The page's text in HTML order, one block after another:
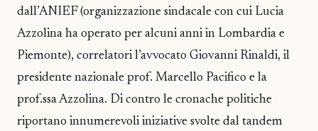
dall’ANIEF (organizzazione sindacale con cui Lucia
Azzolina ha operato per alcuni anni in Lombardia e
Piemonte), correlatori l’avvocato Giovanni Rinaldi, il
presidente nazionale prof. Marcello Pacifico e la
prof.ssa Azzolina. Di contro le cronache politiche
riportano innumerevoli iniziative svolte dal tandem